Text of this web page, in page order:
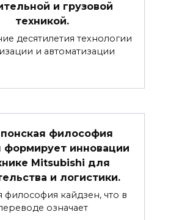
и грузовой
техникой.
десятилетия технологии
и автоматизации
философия
формирует инновации
Mitsubishi для
и логистики.
философия кайдзен, что в
означает